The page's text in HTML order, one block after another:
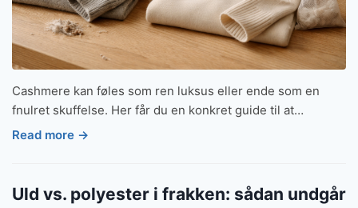
Cashmere kan føles som ren luksus eller ende som en
fnulret skuffelse. Her får du en konkret guide til at…
Read more →
Uld vs. polyester i frakken: sådan undgår